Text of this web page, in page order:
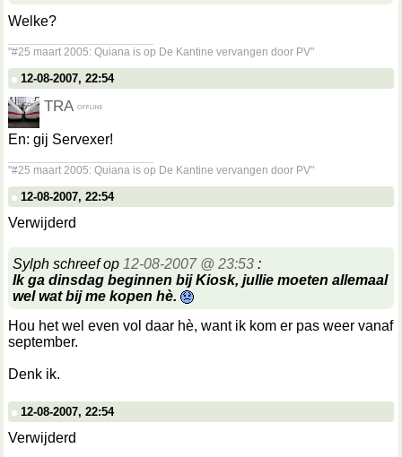
Welke?
"#25 maart 2005: Quiana is op De Kantine vervangen door PV"
12-08-2007, 22:54
TRA
En: gij Servexer!
"#25 maart 2005: Quiana is op De Kantine vervangen door PV"
12-08-2007, 22:54
Verwijderd
Sylph schreef op 12-08-2007 @ 23:53 :
Ik ga dinsdag beginnen bij Kiosk, jullie moeten allemaal
wel wat bij me kopen hè.
Hou het wel even vol daar hè, want ik kom er pas weer vanaf
september.
Denk ik.
12-08-2007, 22:54
Verwijderd